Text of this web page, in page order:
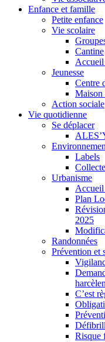
Enfance et famille
Petite enfance
Vie scolaire
Cantine
Jeunesse
Centre
Maison
Action sociale
Vie quotidienne
Se déplacer
Labels
Urbanisme
Accueil
Plan
2025
Randonnées
Prévention et
C’est
Risque